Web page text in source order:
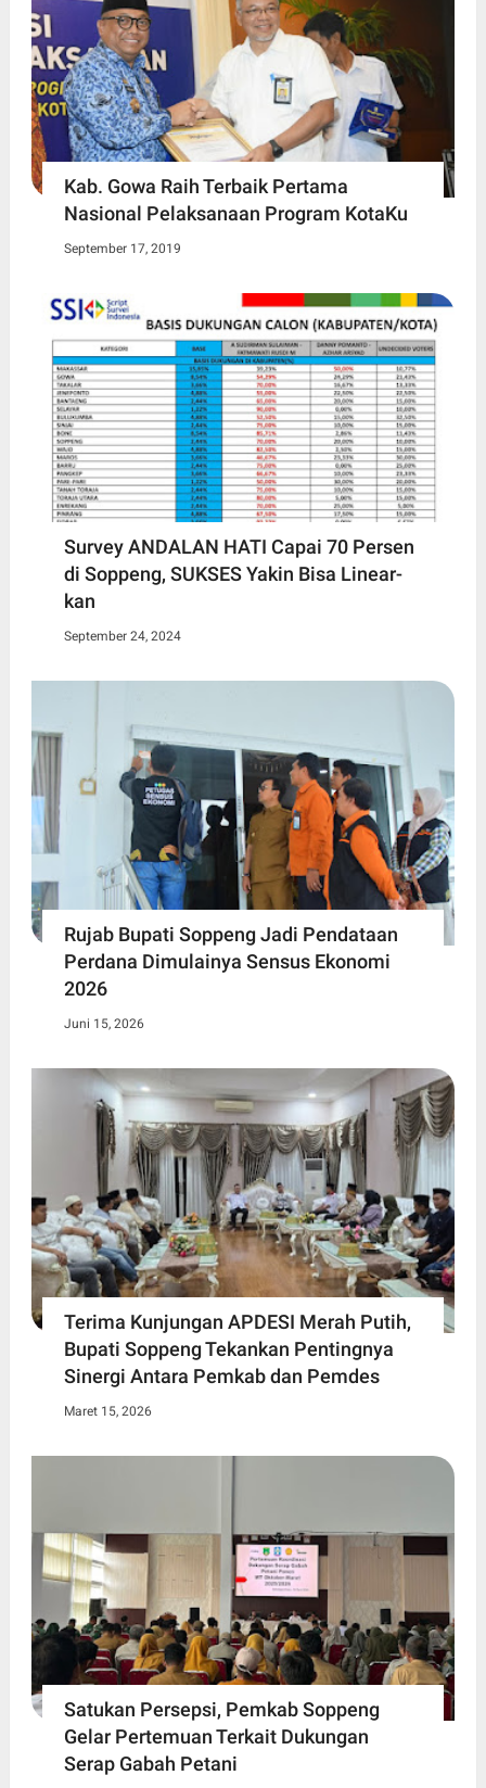
Kab. Gowa Raih Terbaik Pertama
Nasional Pelaksanaan Program KotaKu
September 17, 2019
Survey ANDALAN HATI Capai 70 Persen
di Soppeng, SUKSES Yakin Bisa Linear-
kan
September 24, 2024
Rujab Bupati Soppeng Jadi Pendataan
Perdana Dimulainya Sensus Ekonomi
2026
Juni 15, 2026
Terima Kunjungan APDESI Merah Putih,
Bupati Soppeng Tekankan Pentingnya
Sinergi Antara Pemkab dan Pemdes
Maret 15, 2026
Satukan Persepsi, Pemkab Soppeng
Gelar Pertemuan Terkait Dukungan
Serap Gabah Petani